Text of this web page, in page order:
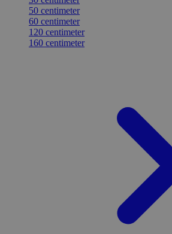
50 centimeter
60 centimeter
120 centimeter
160 centimeter